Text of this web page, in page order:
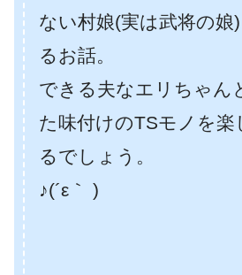
ない村娘(実は武将の娘
るお話。
できる夫なエリちゃん
た味付けのTSモノを
るでしょう。
♪(´ε｀ )